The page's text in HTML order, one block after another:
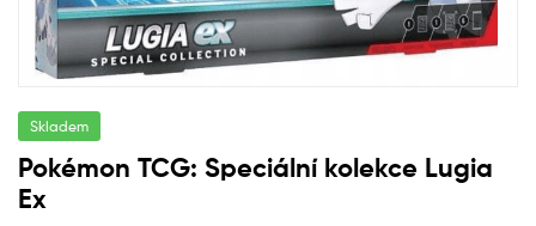
Skladem
Pokémon TCG: Speciální kolekce Lugia
Ex